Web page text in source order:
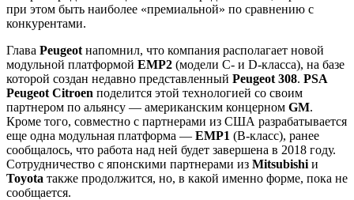
при этом быть наиболее «премиальной» по сравнению с
конкурентами.
Глава Peugeot напомнил, что компания располагает новой
модульной платформой EMP2 (модели C- и D-класса), на базе
которой создан недавно представленный Peugeot 308. PSA
Peugeot Citroen поделится этой технологией со своим
партнером по альянсу — американским концерном GM.
Кроме того, совместно с партнерами из США разрабатывается
еще одна модульная платформа — EMP1 (B-класс), ранее
сообщалось, что работа над ней будет завершена в 2018 году.
Сотрудничество с японскими партнерами из Mitsubishi и
Toyota также продолжится, но, в какой именно форме, пока не
сообщается.